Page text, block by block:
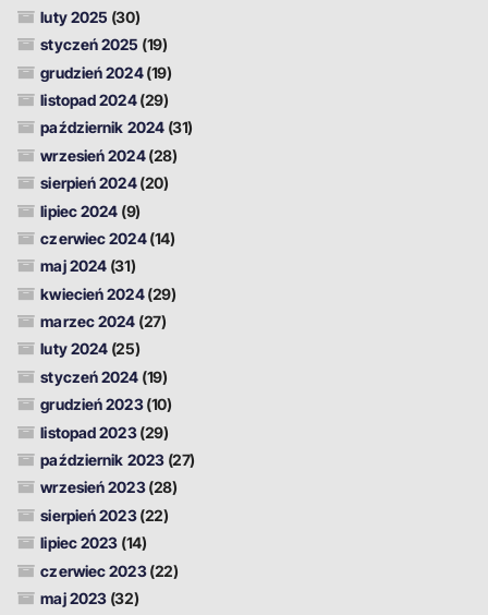
luty 2025 (30)
styczeń 2025 (19)
grudzień 2024(19)
listopad 2024(29)
październik 2024(31)
wrzesień 2024(28)
sierpień 2024(20)
lipiec 2024 (9)
czerwiec 2024(14)
maj 2024 (31)
kwiecień 2024(29)
marzec 2024 (27)
luty 2024 (25)
styczeń 2024 (19)
grudzień 2023(10)
listopad 2023(29)
październik 2023(27)
wrzesień 2023(28)
sierpień 2023(22)
lipiec 2023 (14)
czerwiec 2023(22)
maj 2023 (32)